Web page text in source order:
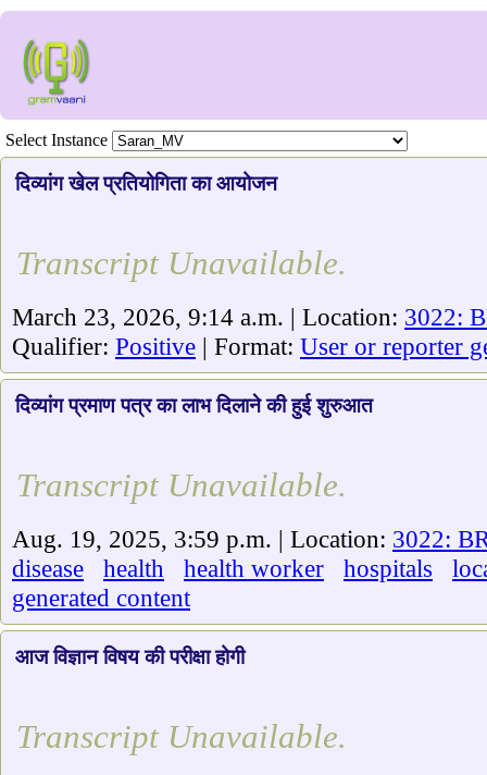
Select Instance
दिव्यांग खेल प्रतियोगिता का आयोजन
Transcript Unavailable.
March 23, 2026, 9:14 a.m. | Location: 3022:
Qualifier: Positive | Format: User or reporter
दिव्यांग प्रमाण पत्र का लाभ दिलाने की हुई शुरुआत
Transcript Unavailable.
Aug. 19, 2025, 3:59 p.m. | Location: 3022:
disease
health health worker hospitals
generated content
आज विज्ञान विषय की परीक्षा होगी
Transcript Unavailable.